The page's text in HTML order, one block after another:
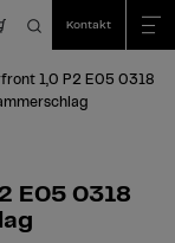
Kontakt
1,0 P2 E05 0318
E05 0318